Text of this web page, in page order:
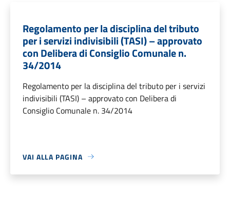
Regolamento per la disciplina del tributo
per i servizi indivisibili (TASI) – approvato
con Delibera di Consiglio Comunale n.
34/2014
Regolamento per la disciplina del tributo per i servizi
indivisibili (TASI) – approvato con Delibera di
Consiglio Comunale n. 34/2014
VAI ALLA PAGINA